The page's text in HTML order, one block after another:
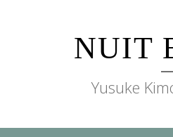
NUIT
Yusuke